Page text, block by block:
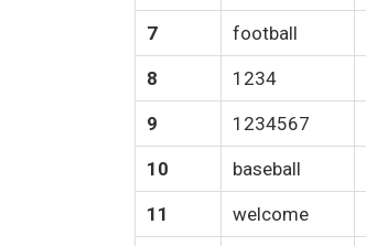
7 football
8 1234
9 1234567
10 baseball
11 welcome